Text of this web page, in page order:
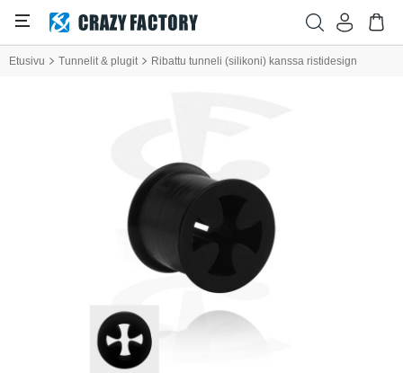
Etusivu Tunnelit & plugit Ribattu tunneli (silikoni) kanssa ristidesign